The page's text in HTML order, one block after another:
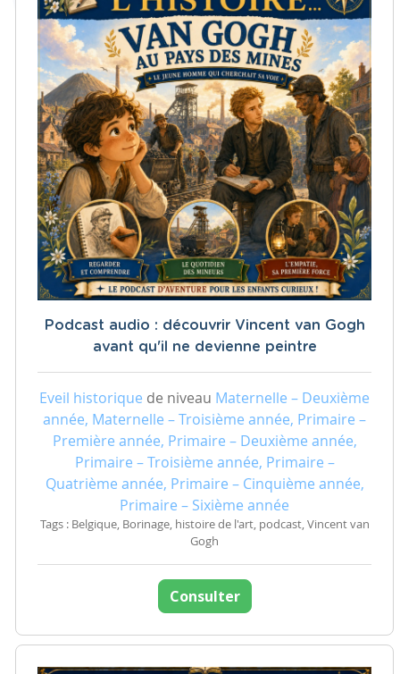
Podcast audio : découvrir Vincent van Gogh
avant qu'il ne devienne peintre
Eveil historique de niveau Maternelle – Deuxième
année, Maternelle – Troisième année, Primaire –
Première année, Primaire – Deuxième année,
Primaire – Troisième année, Primaire –
Quatrième année, Primaire – Cinquième année,
Primaire – Sixième année
Tags : Belgique, Borinage, histoire de l'art, podcast, Vincent van
Gogh
Consulter